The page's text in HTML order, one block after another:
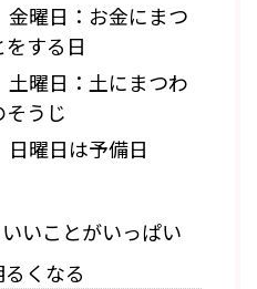
金曜日：お金にまつ
する日
土曜日：土にまつわ
そうじ
日曜日は予備日
いことがいっぱい
くなる